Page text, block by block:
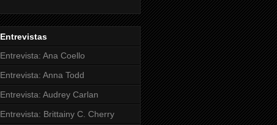
Entrevistas
Entrevista: Ana Coello
Entrevista: Anna Todd
Entrevista: Audrey Carlan
Entrevista: Brittainy C. Cherry